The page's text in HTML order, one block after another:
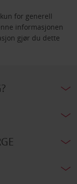
for generell
informasjonen
gjør du dette